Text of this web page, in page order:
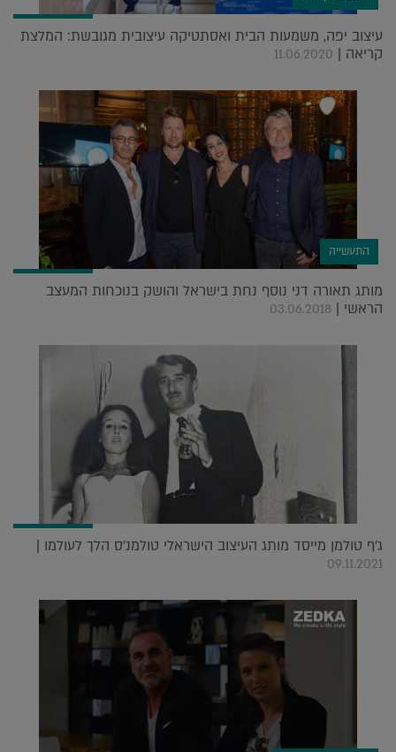
עיצוב יפה, משמעות הבית ואסתטיקה עיצובית מגובשת: המלצת
קריאה | 11.06.2020
התעשייה
מותג תאורה דני נוסף נחת בישראל והושק בנוכחות המעצב
הראשי | 03.06.2018
ג'ף טולמן מייסד מותג העיצוב הישראלי טולמנ'ס הלך לעולמו |
09.11.2021